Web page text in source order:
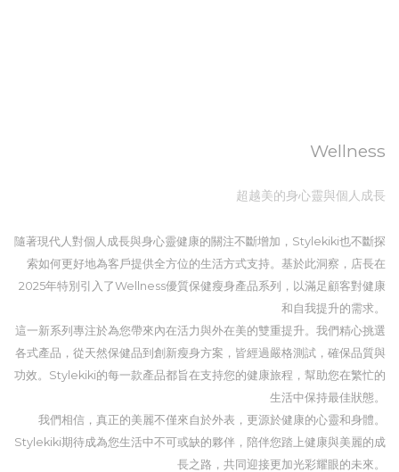
Wellness
超越美的身心靈與個人成長
隨著現代人對個人成長與身心靈健康的關注不斷增加，Stylekiki也不斷探
索如何更好地為客戶提供全方位的生活方式支持。基於此洞察，店長在
2025年特別引入了Wellness優質保健瘦身產品系列，以滿足顧客對健康
和自我提升的需求。
這一新系列專注於為您帶來內在活力與外在美的雙重提升。我們精心挑選
各式產品，從天然保健品到創新瘦身方案，皆經過嚴格測試，確保品質與
功效。Stylekiki的每一款產品都旨在支持您的健康旅程，幫助您在繁忙的
生活中保持最佳狀態。
我們相信，真正的美麗不僅來自於外表，更源於健康的心靈和身體。
Stylekiki期待成為您生活中不可或缺的夥伴，陪伴您踏上健康與美麗的成
長之路，共同迎接更加光彩耀眼的未來。